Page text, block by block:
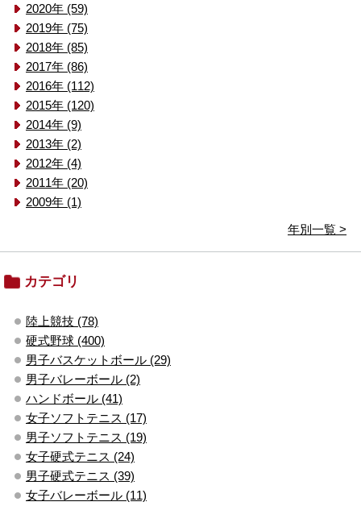
2020年 (59)
2019年 (75)
2018年 (85)
2017年 (86)
2016年 (112)
2015年 (120)
2014年 (9)
2013年 (2)
2012年 (4)
2011年 (20)
2009年 (1)
年別一覧 >
カテゴリ
陸上競技 (78)
硬式野球 (400)
男子バスケットボール (29)
男子バレーボール (2)
ハンドボール (41)
女子ソフトテニス (17)
男子ソフトテニス (19)
女子硬式テニス (24)
男子硬式テニス (39)
女子バレーボール (11)